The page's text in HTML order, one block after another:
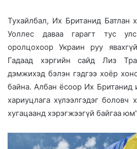
Тухайлбал, Их Британид Батлан
Уоллес даваа гарагт тус
оролцохоор Украин руу
Гадаад хэргийн сайд Лиз
дэмжихэд бэлэн гэдгээ хоёр
байна. Албан ёсоор Их Британид
хариуцлага хүлээлгэдэг боловч
хугацаанд хэрэгжээгүй байгаа